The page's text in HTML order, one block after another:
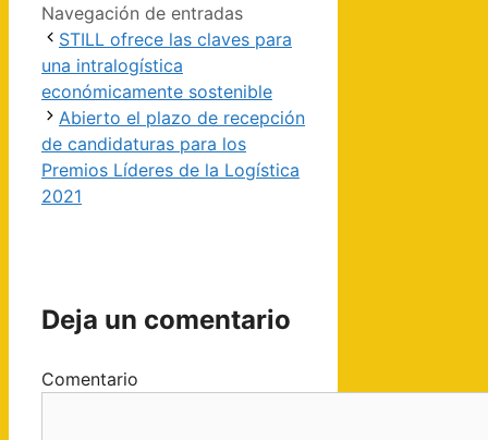
Navegación de entradas
STILL ofrece las claves para
una intralogística
económicamente sostenible
Abierto el plazo de recepción
de candidaturas para los
Premios Líderes de la Logística
2021
Deja un comentario
Comentario